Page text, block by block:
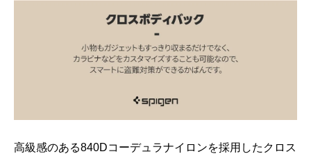
高級感のある840Dコーデュラナイロンを採用したクロス